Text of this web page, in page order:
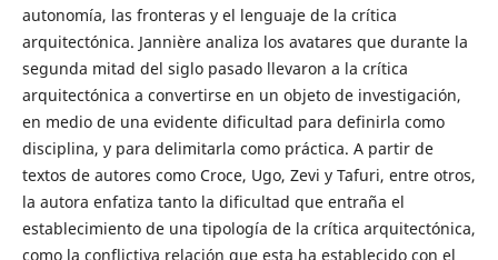
autonomía, las fronteras y el lenguaje de la crítica
arquitectónica. Jannière analiza los avatares que durante la
segunda mitad del siglo pasado llevaron a la crítica
arquitectónica a convertirse en un objeto de investigación,
en medio de una evidente dificultad para definirla como
disciplina, y para delimitarla como práctica. A partir de
textos de autores como Croce, Ugo, Zevi y Tafuri, entre otros,
la autora enfatiza tanto la dificultad que entraña el
establecimiento de una tipología de la crítica arquitectónica,
como la conflictiva relación que esta ha establecido con el